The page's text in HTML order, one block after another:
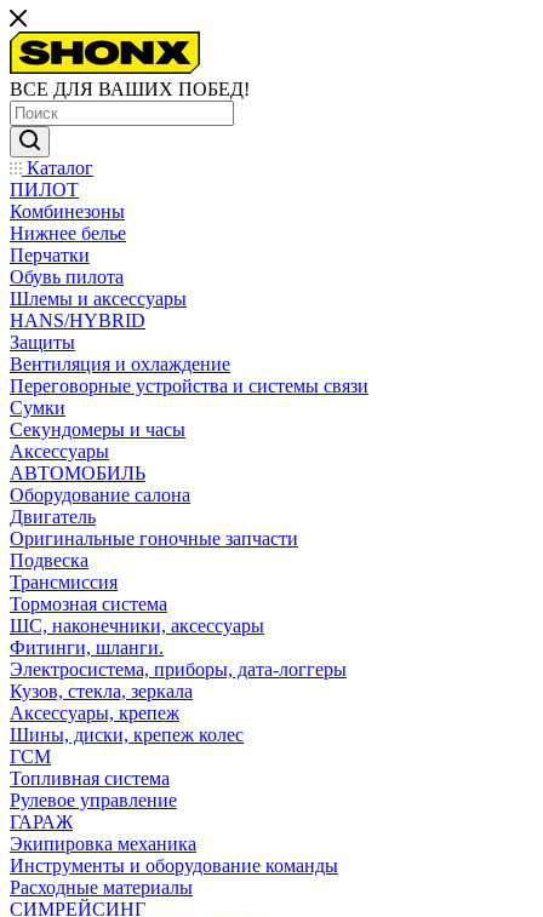
ВСЕ ДЛЯ ВАШИХ ПОБЕД!
Каталог
ПИЛОТ
Комбинезоны
Нижнее белье
Перчатки
Обувь пилота
Шлемы и аксессуары
HANS/HYBRID
Защиты
Вентиляция и охлаждение
Переговорные устройства и системы связи
Сумки
Секундомеры и часы
Аксессуары
АВТОМОБИЛЬ
Оборудование салона
Двигатель
Оригинальные гоночные запчасти
Подвеска
Трансмиссия
Тормозная система
ШС, наконечники, аксессуары
Фитинги, шланги.
Электросистема, приборы, дата-логгеры
Кузов, стекла, зеркала
Аксессуары, крепеж
Шины, диски, крепеж колес
ГСМ
Топливная система
Рулевое управление
ГАРАЖ
Экипировка механика
Инструменты и оборудование команды
Расходные материалы
СИМРЕЙСИНГ